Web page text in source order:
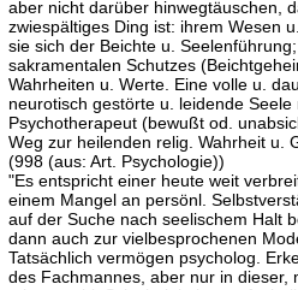
aber nicht darüber hinwegtäuschen,
zwiespältiges Ding ist: ihrem Wesen
sie sich der Beichte u.
sakramentalen Schutzes
Wahrheiten u. Werte. Eine volle u.
neurotisch gestörte u. leidende
Psychotherapeut (bewußt od.
Weg zur heilenden relig. Wahrheit u.
(998 (aus: Art. Psychologie))
"Es entspricht einer heute weit
einem Mangel an persönl.
auf der Suche nach seelischem Halt
dann auch zur vielbesprochenen
Tatsächlich vermögen psycholog.
des Fachmannes, aber nur in dieser,